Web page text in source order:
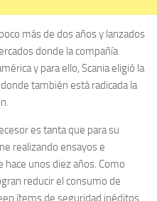
más de dos años y lanzados
donde la compañía
y para ello, Scania eligió la
también está radicada la
es tanta que para su
realizando ensayos e
unos diez años. Como
reducir el consumo de